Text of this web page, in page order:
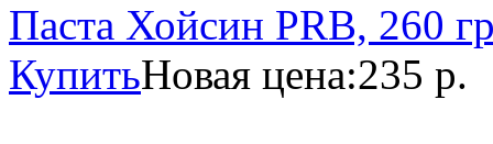
Паста Хойсин PRB, 260
КупитьНовая цена:235 р.